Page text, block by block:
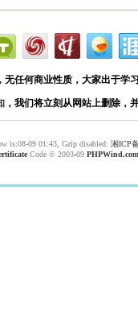
任何商业性质，大家出于学
，我们将立刻从网站上删除，
is:08-09 01:43, Gzip disabled: 湘ICP
Code © 2003-09 PHPWind.com